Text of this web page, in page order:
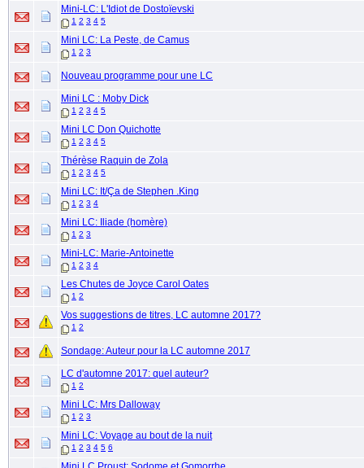
Mini-LC: L'Idiot de Dostoïevski
1 2 3 4 5
Mini LC: La Peste, de Camus
1 2 3
Nouveau programme pour une LC
Mini LC : Moby Dick
1 2 3 4 5
Mini LC Don Quichotte
1 2 3 4 5
Thérèse Raquin de Zola
1 2 3 4 5
Mini LC: It/Ça de Stephen .King
1 2 3 4
Mini LC: Iliade (homère)
1 2 3
Mini-LC: Marie-Antoinette
1 2 3 4
Les Chutes de Joyce Carol Oates
1 2
Vos suggestions de titres, LC automne 2017?
1 2
Sondage: Auteur pour la LC automne 2017
LC d'automne 2017: quel auteur?
1 2
Mini LC: Mrs Dalloway
1 2 3
Mini LC: Voyage au bout de la nuit
1 2 3 4 5 6